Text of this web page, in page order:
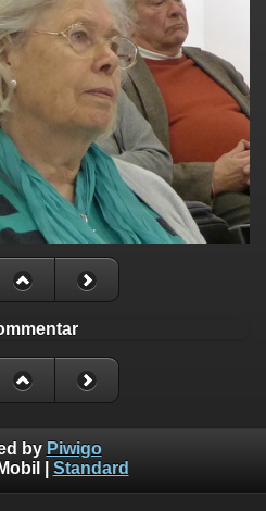
by Piwigo
Mobil Standard